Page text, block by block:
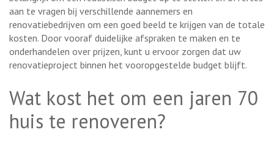
aan te vragen bij verschillende aannemers en
renovatiebedrijven om een goed beeld te krijgen van de totale
kosten. Door vooraf duidelijke afspraken te maken en te
onderhandelen over prijzen, kunt u ervoor zorgen dat uw
renovatieproject binnen het vooropgestelde budget blijft.
Wat kost het om een jaren 70
huis te renoveren?